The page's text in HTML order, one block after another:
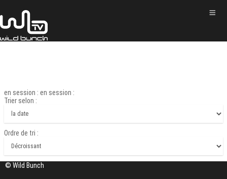
en session : en session :
Trier selon :
Ordre de tri :
© Wild Bunch